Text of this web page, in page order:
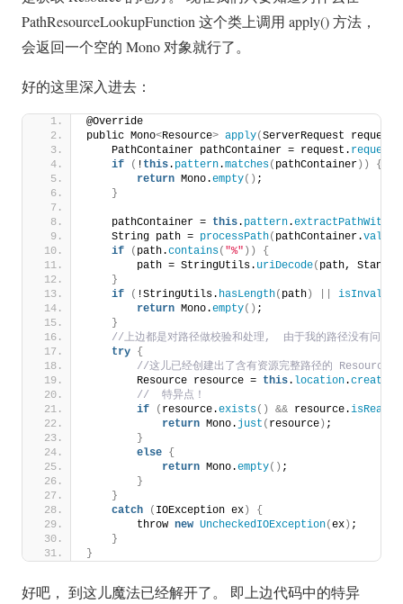
PathResourceLookupFunction 这个类上调用 apply() 方法，
会返回一个空的 Mono 对象就行了。
好的这里深入进去：
@Override
public Mono<Resource> apply(ServerRequest request
    PathContainer pathContainer = request.
if
( ! this. pattern.matches( pathContainer ))
{
return Mono.empty() ;
}
    pathContainer =
this. pattern.
    String path =
processPath( pathContainer.value
if
( path.contains( "%" ))
{
        path = StringUtils.
uriDecode( path,
}
if
( !StringUtils. hasLength( path )
return Mono.empty() ;
}
//上边都是对路径做校验和处理,  由于我的路径没有问题
try {
//这儿已经创建出了含有资源完整路径的 Resource
        Resource resource =
this. location.
//  特异点！
if
( resource.exists() && resource.
return Mono. just ( resource ) ;
}
else {
return Mono.empty() ;
}
}
catch
( IOException ex )
{
        throw
new UncheckedIOException(ex ) ;
}
}
好吧， 到这儿魔法已经解开了。 即上边代码中的特异